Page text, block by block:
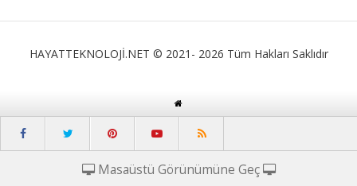
HAYATTEKNOLOJİ.NET © 2021- 2026 Tüm Hakları Saklıdır
Masaüstü Görünümüne Geç